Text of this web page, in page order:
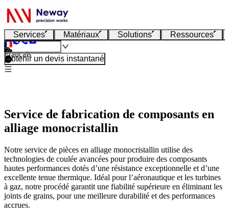
Services Matériaux Solutions Ressources
Français
Obtenir un devis instantané
Service de fabrication de composants en
alliage monocristallin
Notre service de pièces en alliage monocristallin utilise des
technologies de coulée avancées pour produire des composants
hautes performances dotés d’une résistance exceptionnelle et d’une
excellente tenue thermique. Idéal pour l’aéronautique et les turbines
à gaz, notre procédé garantit une fiabilité supérieure en éliminant les
joints de grains, pour une meilleure durabilité et des performances
accrues.